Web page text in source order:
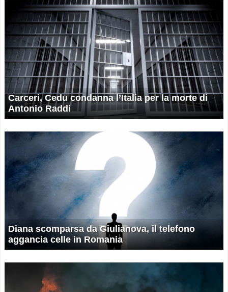
Carceri, Cedu condanna l’Italia per la morte di
Antonio Raddi
Diana scomparsa da Giulianova, il telefono
aggancia celle in Romania